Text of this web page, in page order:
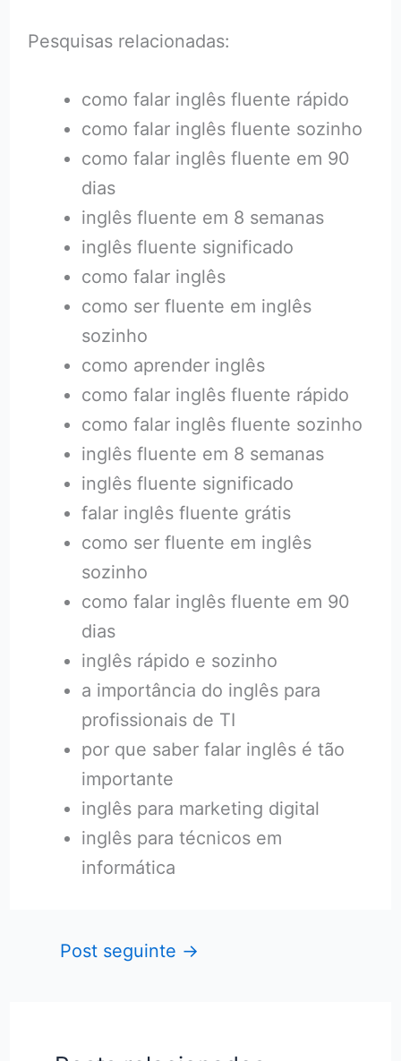
Pesquisas relacionadas:
como falar inglês fluente rápido
como falar inglês fluente sozinho
como falar inglês fluente em 90
dias
inglês fluente em 8 semanas
inglês fluente significado
como falar inglês
como ser fluente em inglês
sozinho
como aprender inglês
como falar inglês fluente rápido
como falar inglês fluente sozinho
inglês fluente em 8 semanas
inglês fluente significado
falar inglês fluente grátis
como ser fluente em inglês
sozinho
como falar inglês fluente em 90
dias
inglês rápido e sozinho
a importância do inglês para
profissionais de TI
por que saber falar inglês é tão
importante
inglês para marketing digital
inglês para técnicos em
informática
Post seguinte →